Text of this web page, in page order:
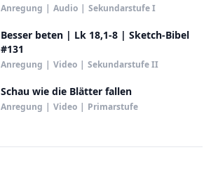
Anregung | Audio | Sekundarstufe I
Besser beten | Lk 18,1-8 | Sketch-Bibel
#131
Anregung | Video | Sekundarstufe II
Schau wie die Blätter fallen
Anregung | Video | Primarstufe